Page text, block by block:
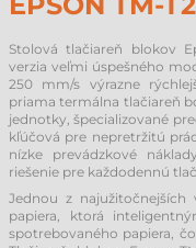
Stolová tlačiareň blokov
verzia veľmi úspešného
250 mm/s výrazne
priama termálna tlačiareň
jednotky, špecializované
kľúčová pre nepretržitú
nízke prevádzkové
riešenie pre každodennú
Jednou z
papiera, ktorá
spotrebovaného papiera,